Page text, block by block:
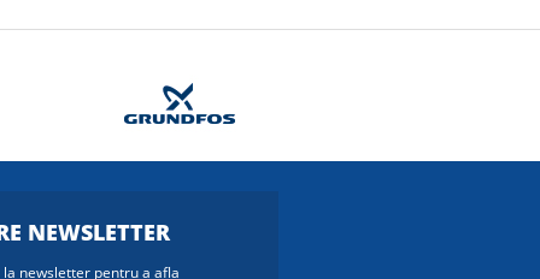
NEWSLETTER
newsletter pentru a afla